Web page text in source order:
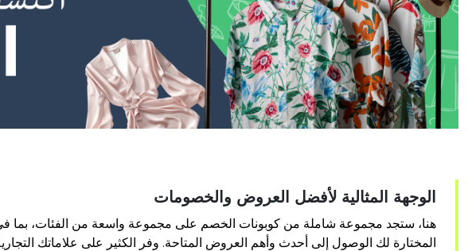
الوجهة المثالية لأفضل العروض والخصومات
هنا، ستجد مجموعة شاملة من كوبونات الخصم على مجموعة واسعة من الفئات، بما في
المختارة لك الوصول إلى أحدث وأهم العروض المتاحة. وفر الكثير على علاماتك